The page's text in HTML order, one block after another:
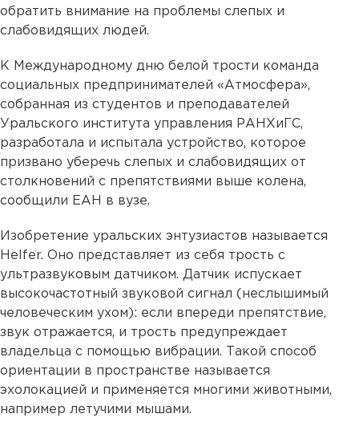
обратить внимание на проблемы слепых и
слабовидящих людей.
К Международному дню белой трости команда
социальных предпринимателей «Атмосфера»,
собранная из студентов и преподавателей
Уральского института управления РАНХиГС,
разработала и испытала устройство, которое
призвано уберечь слепых и слабовидящих от
столкновений с препятствиями выше колена,
сообщили ЕАН в вузе.
Изобретение уральских энтузиастов называется
Helfer. Оно представляет из себя трость с
ультразвуковым датчиком. Датчик испускает
высокочастотный звуковой сигнал (неслышимый
человеческим ухом): если впереди препятствие,
звук отражается, и трость предупреждает
владельца с помощью вибрации. Такой способ
ориентации в пространстве называется
эхолокацией и применяется многими животными,
например летучими мышами.